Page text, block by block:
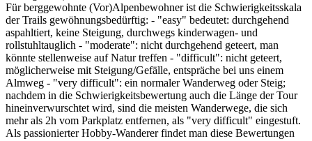
Für berggewohnte (Vor)Alpenbewohner ist die Schwierigkeitsskala
der Trails gewöhnungsbedürftig: - "easy" bedeutet: durchgehend
aspahltiert, keine Steigung, durchwegs kinderwagen- und
rollstuhltauglich - "moderate": nicht durchgehend geteert, man
könnte stellenweise auf Natur treffen - "difficult": nicht geteert,
möglicherweise mit Steigung/Gefälle, entspräche bei uns einem
Almweg - "very difficult": ein normaler Wanderweg oder Steig;
nachdem in die Schwierigkeitsbewertung auch die Länge der Tour
hineinverwurschtet wird, sind die meisten Wanderwege, die sich
mehr als 2h vom Parkplatz entfernen, als "very difficult" eingestuft.
Als passionierter Hobby-Wanderer findet man diese Bewertungen